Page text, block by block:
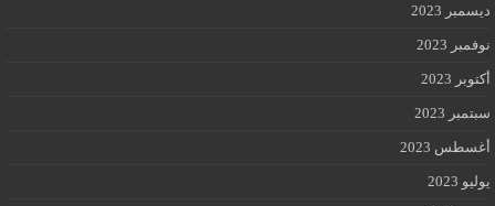
ديسمبر 2023
نوفمبر 2023
أكتوبر 2023
سبتمبر 2023
أغسطس 2023
يوليو 2023